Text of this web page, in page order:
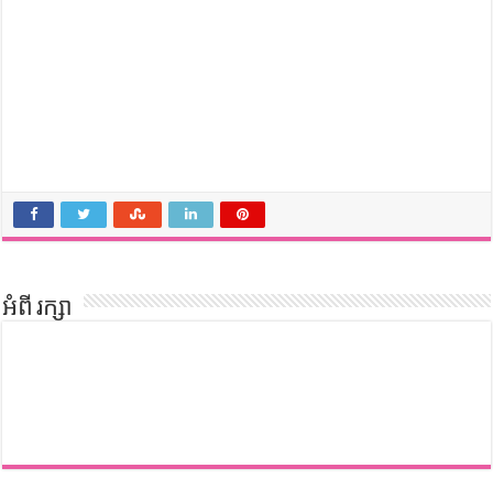
អំពី រក្សា